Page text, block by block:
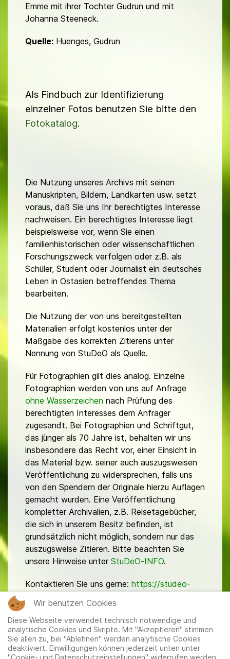
Emme mit ihrer Tochter Gudrun und mit
Johanna Steeneck.
Quelle: Huenges, Gudrun
Als Findbuch zur Identifizierung
einzelner Fotos benutzen Sie bitte den
Fotokatalog.
Die Nutzung unseres Archivs mit seinen
Manuskripten, Bildern, Landkarten usw. setzt
voraus, daß Sie uns Ihr berechtigtes Interesse
nachweisen. Ein berechtigtes Interesse liegt
beispielsweise vor, wenn Sie einen
familienhistorischen oder wissenschaftlichen
Forschungszweck verfolgen oder z.B. als
Schüler, Student oder Journalist ein deutsches
Leben in Ostasien betreffendes Thema
bearbeiten.
Die Nutzung der von uns bereitgestellten
Materialien erfolgt kostenlos unter der
Maßgabe des korrekten Zitierens unter
Nennung von StuDeO als Quelle.
Für Fotographien gilt dies analog. Einzelne
Fotographien werden von uns auf Anfrage
ohne Wasserzeichen nach Prüfung des
berechtigten Interesses dem Anfrager
zugesandt. Bei Fotographien und Schriftgut,
das jünger als 70 Jahre ist, behalten wir uns
insbesondere das Recht vor, einer Einsicht in
das Material bzw. seiner auch auszugsweisen
Veröffentlichung zu widersprechen, falls uns
von den Spendern der Originale hierzu Auflagen
gemacht wurden. Eine Veröffentlichung
kompletter Archivalien, z.B. Reisetagebücher,
die sich in unserem Besitz befinden, ist
grundsätzlich nicht möglich, sondern nur das
auszugsweise Zitieren. Bitte beachten Sie
unsere Hinweise unter StuDeO-INFO.
Kontaktieren Sie uns gerne: https://studeo-
Wir benutzen Cookies
Diese Webseite verwendet technisch notwendige und
analytische Cookies und Skripte. Mit "Akzeptieren" stimmen
Sie allen zu, bei "Ablehnen" werden analytische Cookies
deaktiviert. Einwilligungen können jederzeit unten unter
"Cookie- und Datenschutzeinstellungen" widerrufen werden.